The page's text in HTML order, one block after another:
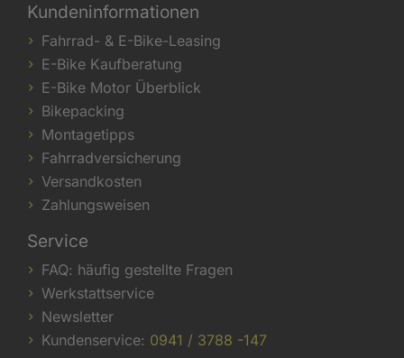
Kundeninformationen
Fahrrad- & E-Bike-Leasing
E-Bike Kaufberatung
E-Bike Motor Überblick
Bikepacking
Montagetipps
Fahrradversicherung
Versandkosten
Zahlungsweisen
Service
FAQ: häufig gestellte Fragen
Werkstattservice
Newsletter
Kundenservice: 0941 / 3788 -147